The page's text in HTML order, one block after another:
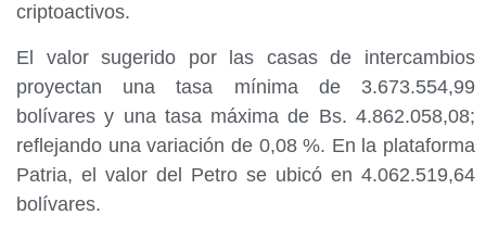
criptoactivos.
El valor sugerido por las casas de intercambios
proyectan una tasa mínima de 3.673.554,99
bolívares y una tasa máxima de Bs. 4.862.058,08;
reflejando una variación de 0,08 %. En la plataforma
Patria, el valor del Petro se ubicó en 4.062.519,64
bolívares.